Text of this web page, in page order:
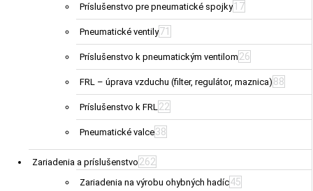
Príslušenstvo pre pneumatické spojky 17
Pneumatické ventily71
Príslušenstvo k pneumatickým ventilom 26
FRL – úprava vzduchu (filter, regulátor, maznica) 88
Príslušenstvo k FRL22
Pneumatické valce38
Zariadenia a príslušenstvo 262
Zariadenia na výrobu ohybných hadíc45